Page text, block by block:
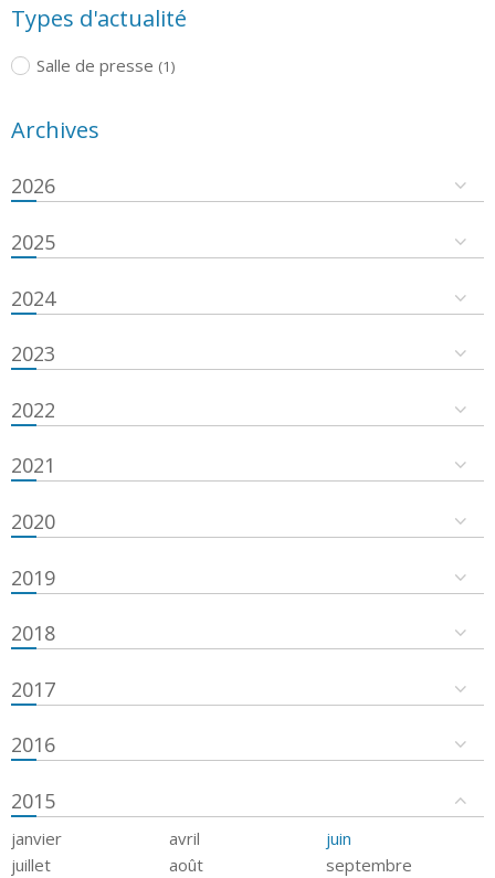
Types d'actualité
Salle de presse (1)
Archives
2026
2025
2024
2023
2022
2021
2020
2019
2018
2017
2016
2015
janvier avril
juin
juillet
août
septembre